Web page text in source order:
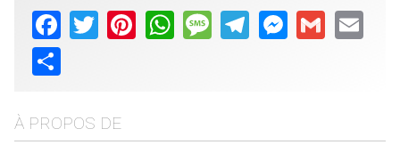
Facebook
Twitter PinterestWhatsAppMessageTelegramMessenger
Gmail Email
Share
À PROPOS DE